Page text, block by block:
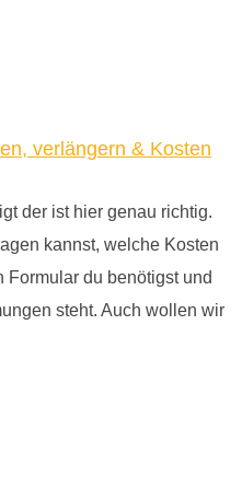
verlängern & Kosten
der ist hier genau richtig.
kannst, welche Kosten
Formular du benötigst und
steht. Auch wollen wir